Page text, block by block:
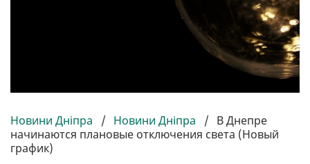
Новини Дніпра / Новини Дніпра / В Днепре
начинаются плановые отключения света (Новый
график)